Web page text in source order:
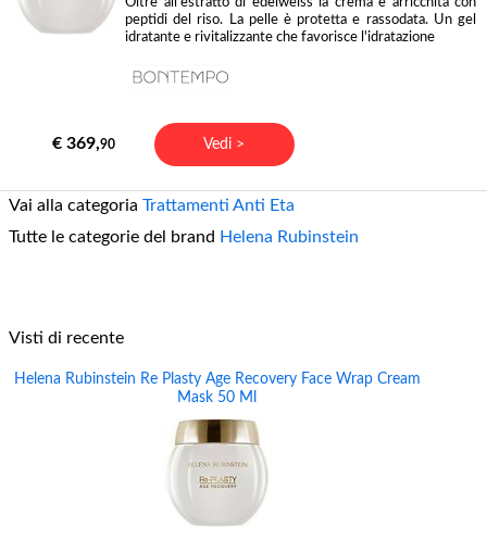
Oltre all'estratto di edelweiss la crema è arricchita con
peptidi del riso. La pelle è protetta e rassodata. Un gel
idratante e rivitalizzante che favorisce l'idratazione
€ 369,90 Vedi >
Vai alla categoria Trattamenti Anti Eta
Tutte le categorie del brand Helena Rubinstein
Visti di recente
Helena Rubinstein Re Plasty Age Recovery Face Wrap Cream
Mask 50 Ml